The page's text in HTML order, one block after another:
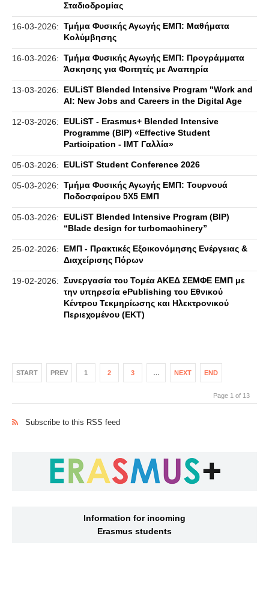
Σταδιοδρομίας
16-03-2026: Τμήμα Φυσικής Αγωγής ΕΜΠ: Μαθήματα
Κολύμβησης
16-03-2026: Τμήμα Φυσικής Αγωγής ΕΜΠ: Προγράμματα
Άσκησης για Φοιτητές με Αναπηρία
13-03-2026:
EULiST Blended Intensive Program "Work and
AI: New Jobs and Careers in the Digital Age
12-03-2026:
EULiST - Erasmus+ Blended Intensive
Programme (BIP) «Effective Student
Participation - IMT Γαλλία»
05-03-2026: EULiST Student Conference 2026
05-03-2026: Τμήμα Φυσικής Αγωγής ΕΜΠ: Τουρνουά
Ποδοσφαίρου 5Χ5 ΕΜΠ
05-03-2026:
EULiST Blended Intensive Program (BIP)
“Blade design for turbomachinery”
25-02-2026:
ΕΜΠ - Πρακτικές Εξοικονόμησης Ενέργειας &
Διαχείρισης Πόρων
19-02-2026: Συνεργασία του Τομέα ΑΚΕΔ ΣΕΜΦΕ ΕΜΠ με
την υπηρεσία ePublishing του Εθνικού
Κέντρου Τεκμηρίωσης και Ηλεκτρονικού
Περιεχομένου (ΕΚΤ)
START PREV 1 2 3 … NEXT END
Page 1 of 13
Subscribe to this RSS feed
Information for incoming
Erasmus students